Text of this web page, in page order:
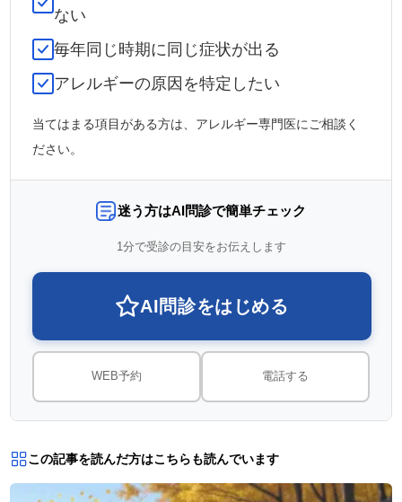
ない
毎年同じ時期に同じ症状が出る
アレルギーの原因を特定したい
当てはまる項目がある方は、アレルギー専門医にご相談く
ださい。
迷う方はAI問診で簡単チェック
1分で受診の目安をお伝えします
AI問診をはじめる
WEB予約 電話する
この記事を読んだ方はこちらも読んでいます